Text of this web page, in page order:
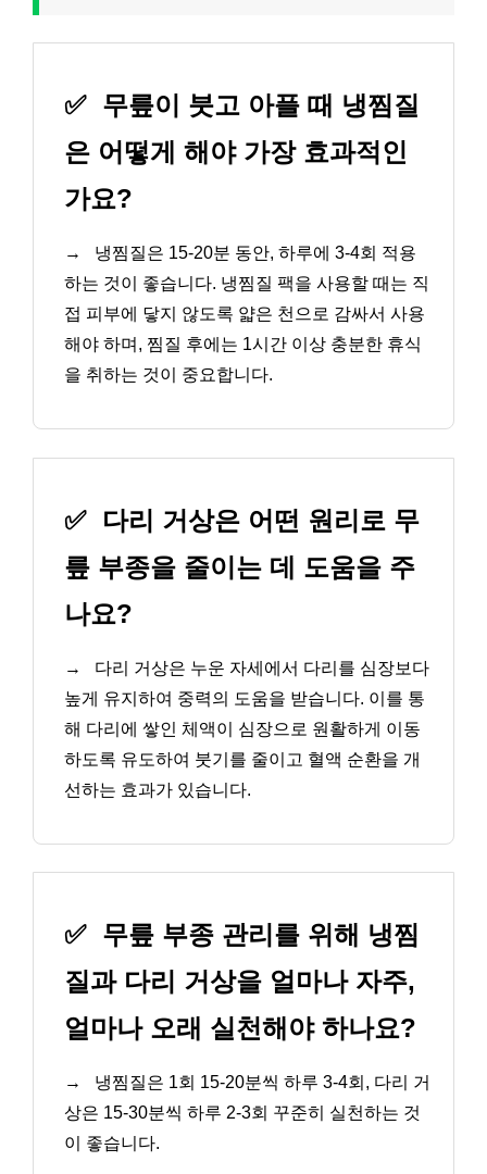
✅ 무릎이 붓고 아플 때 냉찜질
은 어떻게 해야 가장 효과적인
가요?
→
냉찜질은 15-20분 동안, 하루에 3-4회 적용
하는 것이 좋습니다. 냉찜질 팩을 사용할 때는 직
접 피부에 닿지 않도록 얇은 천으로 감싸서 사용
해야 하며, 찜질 후에는 1시간 이상 충분한 휴식
을 취하는 것이 중요합니다.
✅
다리 거상은 어떤 원리로 무
릎 부종을 줄이는 데 도움을 주
나요?
→
다리 거상은 누운 자세에서 다리를 심장보다
높게 유지하여 중력의 도움을 받습니다. 이를 통
해 다리에 쌓인 체액이 심장으로 원활하게 이동
하도록 유도하여 붓기를 줄이고 혈액 순환을 개
선하는 효과가 있습니다.
✅ 무릎 부종 관리를 위해 냉찜
질과 다리 거상을 얼마나 자주,
얼마나 오래 실천해야 하나요?
→
냉찜질은 1회 15-20분씩 하루 3-4회, 다리 거
상은 15-30분씩 하루 2-3회 꾸준히 실천하는 것
이 좋습니다.